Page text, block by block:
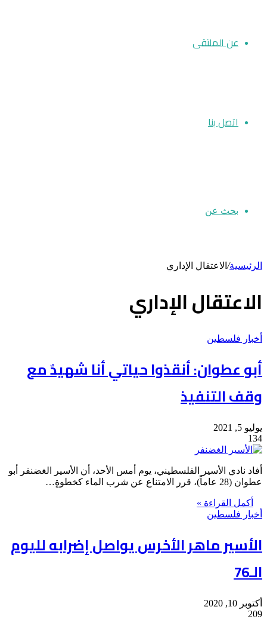
عن الملتقى
اتصل بنا
بحث عن
الرئيسية/ الاعتقال الإداري
الاعتقال الإداري
أخبار فلسطين
أبو عطوان: أنقذوا حياتي أنا شهيدٌ مع
وقف التنفيذ
يوليو 5, 2021
134
أفاد نادي الأسير الفلسطيني، يوم أمس الأحد، أن الأسير الغضنفر أبو
عطوان (28 عاماً)، قرر الامتناع عن شرب الماء كخطوةٍ…
أكمل القراءة »
أخبار فلسطين
الأسير ماهر الأخرس يواصل إضرابه لليوم
الـ76
أكتوبر 10, 2020
209